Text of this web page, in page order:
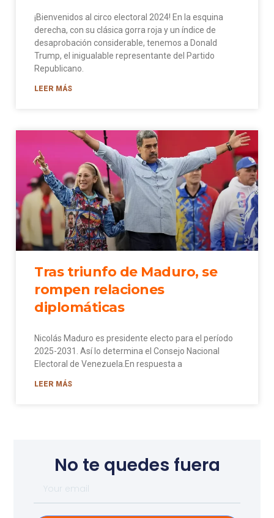
¡Bienvenidos al circo electoral 2024! En la esquina
derecha, con su clásica gorra roja y un índice de
desaprobación considerable, tenemos a Donald
Trump, el inigualable representante del Partido
Republicano.
LEER MÁS
Tras triunfo de Maduro, se
rompen relaciones
diplomáticas
Nicolás Maduro es presidente electo para el período
2025-2031. Así lo determina el Consejo Nacional
Electoral de Venezuela.En respuesta a
LEER MÁS
No te quedes fuera